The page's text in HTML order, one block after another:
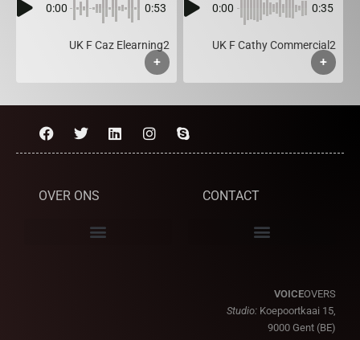
0:00 0:53
UK F Caz Elearning2
+
0:00 0:35
UK F Cathy Commercial2
+
OVER ONS CONTACT
VOICEOVERS
Studio: Koepoortkaai 15,
9000 Gent (BE)